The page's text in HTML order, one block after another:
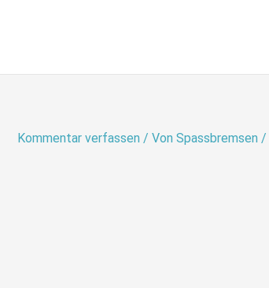
Kommentar verfassen / Von Spassbremsen /